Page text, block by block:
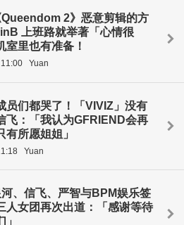
2》恶意剪辑的方
上班路就举著「心情很
室里也有准备！
Yuan
员们都哭了！「VIVIZ」没有
飞：「我认为GFRIEND会再
有所愿姐姐」
Yuan
、信飞、严智与BPM娱乐签
人女团再次出道：「感谢等待